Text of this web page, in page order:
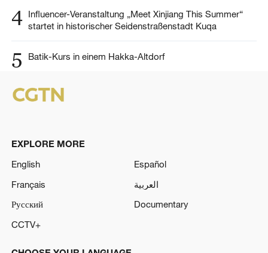
4 Influencer-Veranstaltung „Meet Xinjiang This Summer“
startet in historischer Seidenstraßenstadt Kuqa
5 Batik-Kurs in einem Hakka-Altdorf
EXPLORE MORE
English
Español
Français
العربية
Русский
Documentary
CCTV+